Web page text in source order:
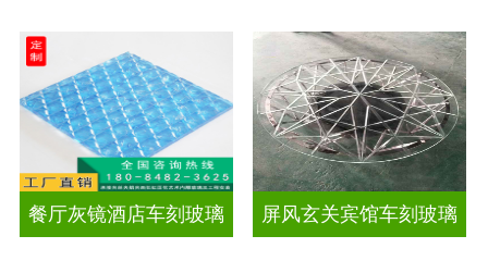
餐厅灰镜酒店车刻玻璃 屏风玄关宾馆车刻玻璃